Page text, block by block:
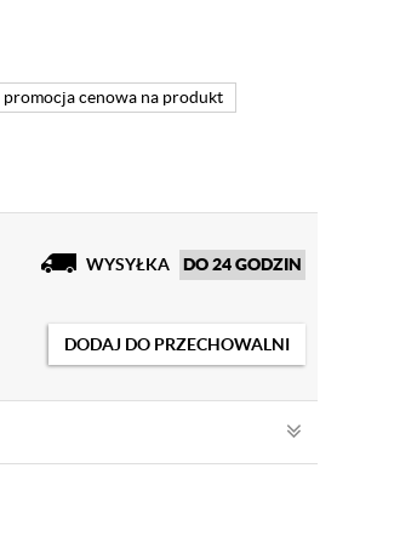
promocja cenowa na produkt
WYSYŁKA DO 24 GODZIN
DODAJ DO PRZECHOWALNI